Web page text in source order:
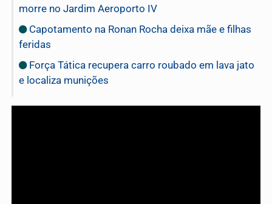
morre no Jardim Aeroporto IV
Capotamento na Ronan Rocha deixa mãe e filhas
feridas
Força Tática recupera carro roubado em lava jato
e localiza munições